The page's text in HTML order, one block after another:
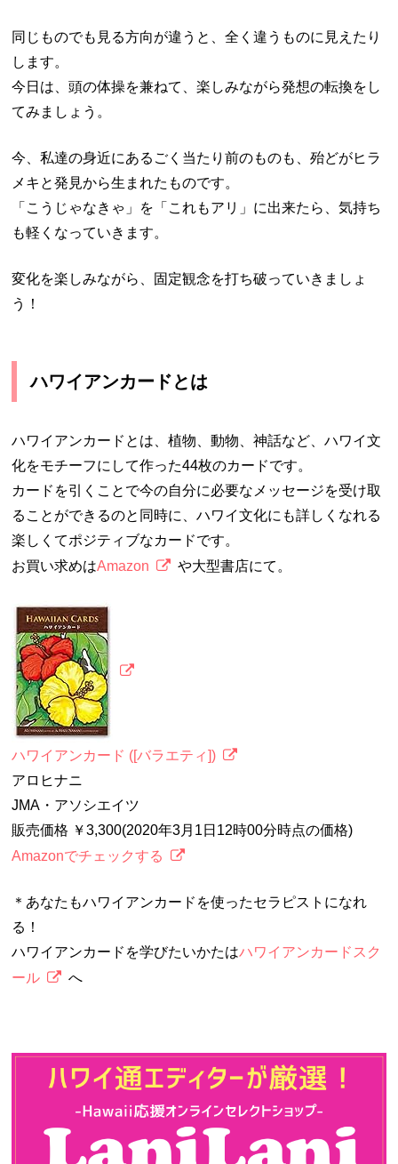
同じものでも見る方向が違うと、全く違うものに見えたり
します。
今日は、頭の体操を兼ねて、楽しみながら発想の転換をし
てみましょう。
今、私達の身近にあるごく当たり前のものも、殆どがヒラ
メキと発見から生まれたものです。
「こうじゃなきゃ」を「これもアリ」に出来たら、気持ち
も軽くなっていきます。
変化を楽しみながら、固定観念を打ち破っていきましょ
う！
ハワイアンカードとは
ハワイアンカードとは、植物、動物、神話など、ハワイ文
化をモチーフにして作った44枚のカードです。
カードを引くことで今の自分に必要なメッセージを受け取
ることができるのと同時に、ハワイ文化にも詳しくなれる
楽しくてポジティブなカードです。
お買い求めはAmazon や大型書店にて。
ハワイアンカード ([バラエティ])
アロヒナニ
JMA・アソシエイツ
販売価格 ￥3,300(2020年3月1日12時00分時点の価格)
Amazonでチェックする
＊あなたもハワイアンカードを使ったセラピストになれ
る！
ハワイアンカードを学びたいかたはハワイアンカードスク
ール
へ